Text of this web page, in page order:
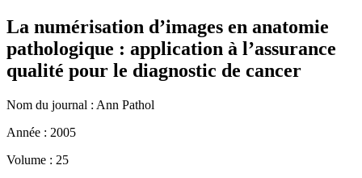
La numérisation d’images en anatomie
pathologique : application à l’assurance
qualité pour le diagnostic de cancer
Nom du journal : Ann Pathol
Année : 2005
Volume : 25